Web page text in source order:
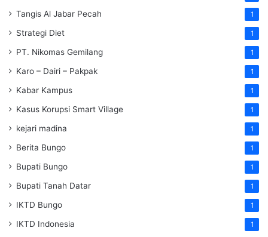
Tangis Al Jabar Pecah 1
Strategi Diet 1
PT. Nikomas Gemilang 1
Karo – Dairi – Pakpak 1
Kabar Kampus 1
Kasus Korupsi Smart Village 1
kejari madina 1
Berita Bungo 1
Bupati Bungo 1
Bupati Tanah Datar 1
IKTD Bungo 1
IKTD Indonesia 1